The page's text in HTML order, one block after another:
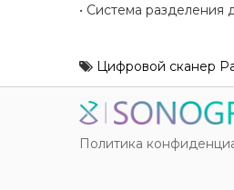
• Система
Цифровой сканер
Политика